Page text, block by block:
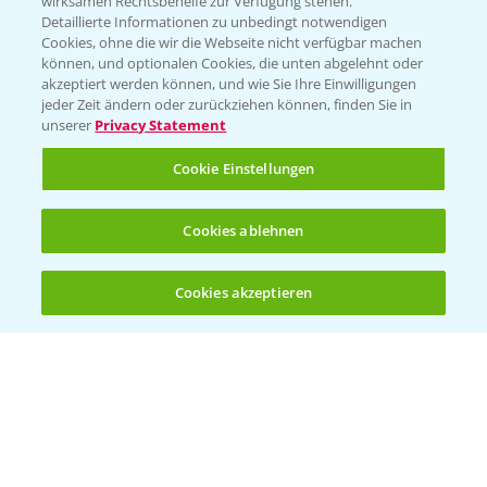
(noch 4)
Beratung auf WhatsApp
T.+49 (0)174 346 564 1
KONTAKT
Hilfe in Notfällen
+49 (0)214/30-20220
Detaillierte Informationen zu unbedingt notwendigen
Cookies, ohne die wir die Webseite nicht verfügbar machen
können, und optionalen Cookies, die unten abgelehnt oder
akzeptiert werden können, und wie Sie Ihre Einwilligungen
jeder Zeit ändern oder zurückziehen können, finden Sie in
unserer Privacy Statement
Cookie Einstellungen
Cookies ablehnen
Cookies akzeptieren